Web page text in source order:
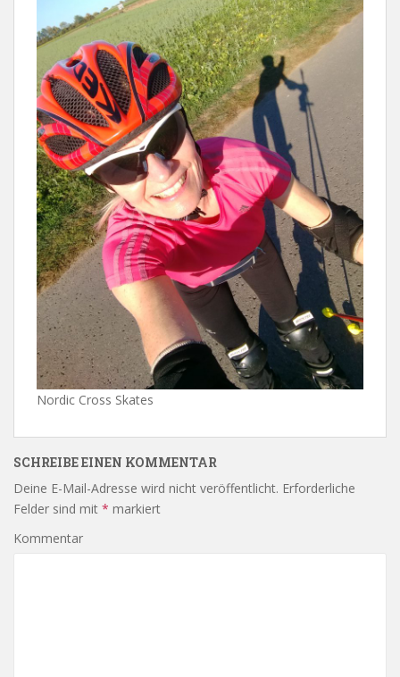
Nordic Cross Skates
SCHREIBE EINEN KOMMENTAR
Deine E-Mail-Adresse wird nicht veröffentlicht. Erforderliche
Felder sind mit * markiert
Kommentar